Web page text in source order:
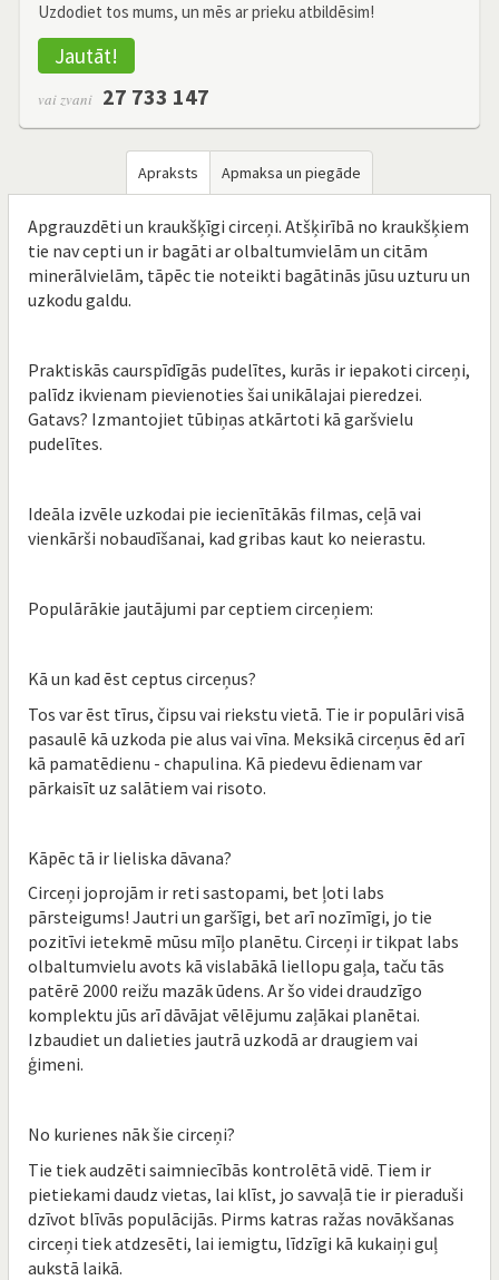
Uzdodiet tos mums, un mēs ar prieku atbildēsim!
Jautāt!
vai zvani 27 733 147
Apraksts Apmaksa un piegāde
Apgrauzdēti un kraukšķīgi circeņi. Atšķirībā no kraukšķiem
tie nav cepti un ir bagāti ar olbaltumvielām un citām
minerālvielām, tāpēc tie noteikti bagātinās jūsu uzturu un
uzkodu galdu.
Praktiskās caurspīdīgās pudelītes, kurās ir iepakoti circeņi,
palīdz ikvienam pievienoties šai unikālajai pieredzei.
Gatavs? Izmantojiet tūbiņas atkārtoti kā garšvielu
pudelītes.
Ideāla izvēle uzkodai pie iecienītākās filmas, ceļā vai
vienkārši nobaudīšanai, kad gribas kaut ko neierastu.
Populārākie jautājumi par ceptiem circeņiem:
Kā un kad ēst ceptus circeņus?
Tos var ēst tīrus, čipsu vai riekstu vietā. Tie ir populāri visā
pasaulē kā uzkoda pie alus vai vīna. Meksikā circeņus ēd arī
kā pamatēdienu - chapulina. Kā piedevu ēdienam var
pārkaisīt uz salātiem vai risoto.
Kāpēc tā ir lieliska dāvana?
Circeņi joprojām ir reti sastopami, bet ļoti labs
pārsteigums! Jautri un garšīgi, bet arī nozīmīgi, jo tie
pozitīvi ietekmē mūsu mīļo planētu. Circeņi ir tikpat labs
olbaltumvielu avots kā vislabākā liellopu gaļa, taču tās
patērē 2000 reižu mazāk ūdens. Ar šo videi draudzīgo
komplektu jūs arī dāvājat vēlējumu zaļākai planētai.
Izbaudiet un dalieties jautrā uzkodā ar draugiem vai
ģimeni.
No kurienes nāk šie circeņi?
Tie tiek audzēti saimniecībās kontrolētā vidē. Tiem ir
pietiekami daudz vietas, lai klīst, jo savvaļā tie ir pieraduši
dzīvot blīvās populācijās. Pirms katras ražas novākšanas
circeņi tiek atdzesēti, lai iemigtu, līdzīgi kā kukaiņi guļ
aukstā laikā.